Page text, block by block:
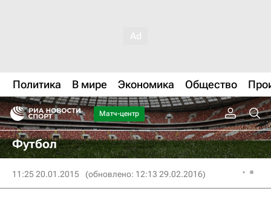
Политика В мире Экономика Общество
Матч-центр
Футбол
11:25 20.01.2015 (обновлено: 12:13 29.02.2016)